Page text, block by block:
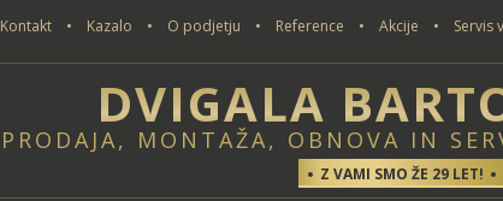
Kontakt • Kazalo • O podjetju • Reference • Akcije • Servis
DVIGALA
PRODAJA, MONTAŽA, OBNOVA IN
Z VAMI SMO ŽE 29 LET!